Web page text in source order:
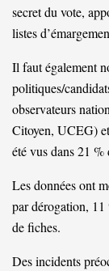
secret du vote,
listes
Il faut également
politiques/
observateurs
Citoyen, UCEG)
été vus dans 21 %
Les données ont
par dérogation, 11
de fiches.
Des incidents